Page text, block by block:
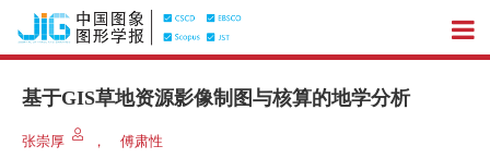
基于GIS草地资源影像制图与核算的地学分析
张崇厚 ，
傅肃性